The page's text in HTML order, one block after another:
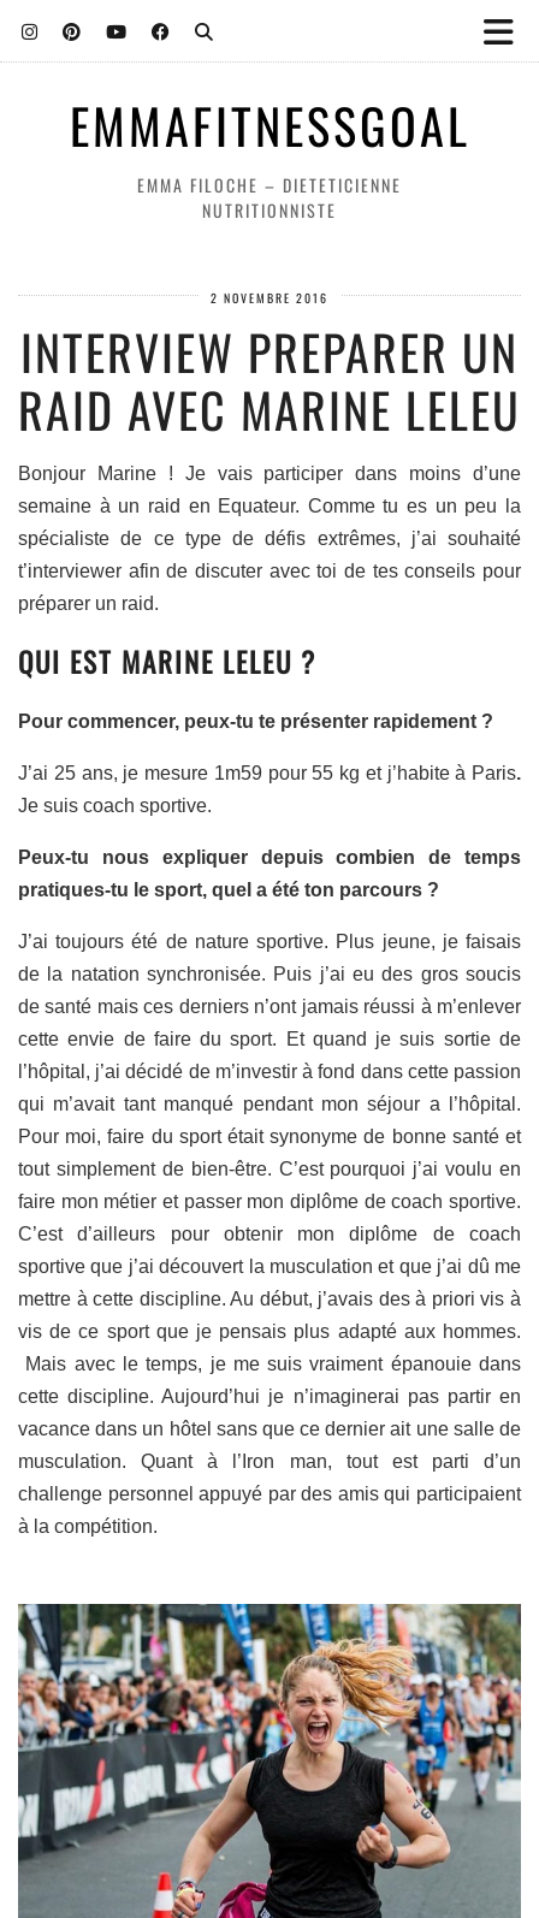
EMMAFITNESSGOAL
EMMA FILOCHE – DIETETICIENNE
NUTRITIONNISTE
2 NOVEMBRE 2016
INTERVIEW PREPARER UN
RAID AVEC MARINE LELEU
Bonjour Marine ! Je vais participer dans moins d’une
semaine à un raid en Equateur. Comme tu es un peu la
spécialiste de ce type de défis extrêmes, j’ai souhaité
t’interviewer afin de discuter avec toi de tes conseils pour
préparer un raid.
QUI EST MARINE LELEU ?
Pour commencer, peux-tu te présenter rapidement ?
J’ai 25 ans, je mesure 1m59 pour 55 kg et j’habite à Paris.
Je suis coach sportive.
Peux-tu nous expliquer depuis combien de temps
pratiques-tu le sport, quel a été ton parcours ?
J’ai toujours été de nature sportive. Plus jeune, je faisais
de la natation synchronisée. Puis j’ai eu des gros soucis
de santé mais ces derniers n’ont jamais réussi à m’enlever
cette envie de faire du sport. Et quand je suis sortie de
l’hôpital, j’ai décidé de m’investir à fond dans cette passion
qui m’avait tant manqué pendant mon séjour a l’hôpital.
Pour moi, faire du sport était synonyme de bonne santé et
tout simplement de bien-être. C’est pourquoi j’ai voulu en
faire mon métier et passer mon diplôme de coach sportive.
C’est d’ailleurs pour obtenir mon diplôme de coach
sportive que j’ai découvert la musculation et que j’ai dû me
mettre à cette discipline. Au début, j’avais des à priori vis à
vis de ce sport que je pensais plus adapté aux hommes.
Mais avec le temps, je me suis vraiment épanouie dans
cette discipline. Aujourd’hui je n’imaginerai pas partir en
vacance dans un hôtel sans que ce dernier ait une salle de
musculation. Quant à l’Iron man, tout est parti d’un
challenge personnel appuyé par des amis qui participaient
à la compétition.